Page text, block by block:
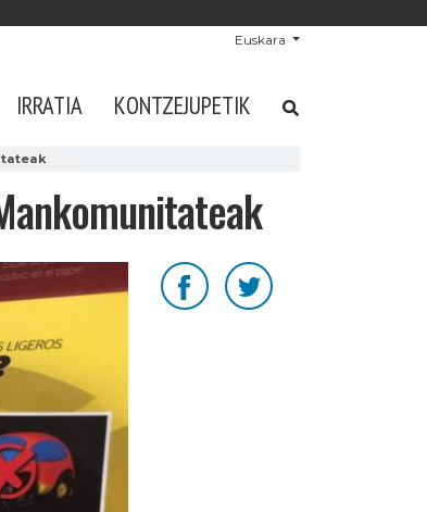
Euskara
IRRATIA KONTZEJUPETIK